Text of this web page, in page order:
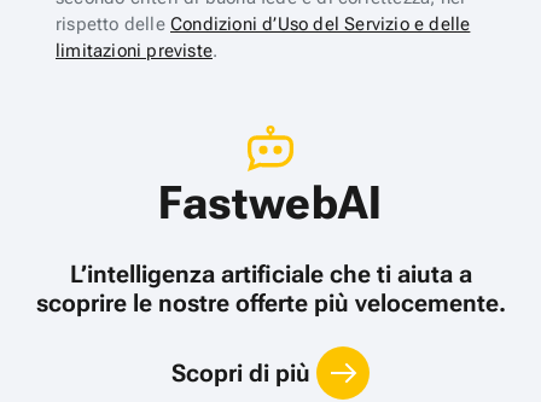
rispetto delle Condizioni d’Uso del Servizio e delle
limitazioni previste.
FastwebAI
L’intelligenza artificiale che ti aiuta a
scoprire le nostre offerte più velocemente.
Scopri di più